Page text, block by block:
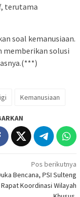
terutama
soal kemanusiaan.
memberikan solusi
Kemanusiaan
Pos berikutnya
Bencana, PSI Sulteng
Rapat Koordinasi Wilayah